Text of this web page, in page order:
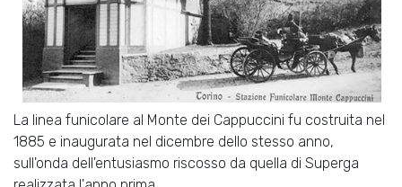
La linea funicolare al Monte dei Cappuccini fu costruita nel
1885 e inaugurata nel dicembre dello stesso anno,
sull'onda dell'entusiasmo riscosso da quella di Superga